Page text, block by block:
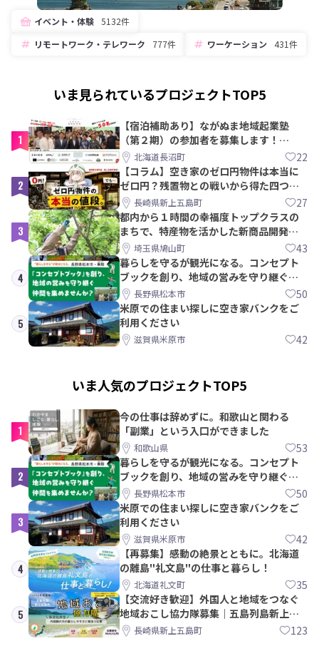
イベント・体験 5132件
リモートワーク・テレワーク
777件 ワーケーション 431件
いま見られているプロジェクトTOP5
1
【宿泊補助あり】ながぬま地域起業塾
（第２期）の参加者を募集します！
【8/21〆】
北海道長沼町 22
2
【コラム】空き家のゼロ円物件は本当に
ゼロ円？残置物との戦いから得た四つの
教訓｜新上五島町
長崎県新上五島町 27
3
都内から１時間の幸福度トップクラスの
まちで、特産物を活かした新商品開発＆
PRメンバー募集！
埼玉県鳩山町 43
4
暮らしを守るが観光になる。コンセプト
ブックを創り、地域の営みを守り継ぐ仲
間を集めませんか？
長野県松本市 50
5
米原での住まい探しに空き家バンクをご
利用ください
滋賀県米原市 42
いま人気のプロジェクトTOP5
1
今の仕事は辞めずに。和歌山と関わる
「副業」という入口ができました
和歌山県 53
2
暮らしを守るが観光になる。コンセプト
ブックを創り、地域の営みを守り継ぐ仲
間を集めませんか？
長野県松本市 50
3
米原での住まい探しに空き家バンクをご
利用ください
滋賀県米原市 42
4
【再募集】感動の絶景とともに。北海道
の離島"礼文島"の仕事と暮らし！
北海道礼文町 35
5
【交流好き歓迎】外国人と地域をつなぐ
地域おこし協力隊募集｜五島列島新上五
島町長崎県新上五島町 123